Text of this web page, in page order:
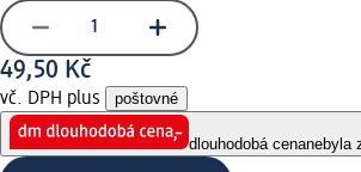
49,50 Kč
vč. DPH plus poštovné
dlouhodobá cenanebyla